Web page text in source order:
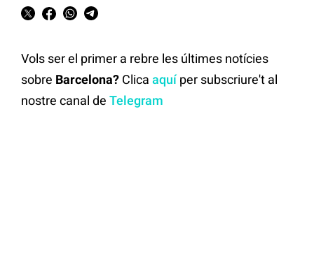
Vols ser el primer a rebre les últimes notícies
sobre Barcelona? Clica aquíper subscriure't al
nostre canal de Telegram